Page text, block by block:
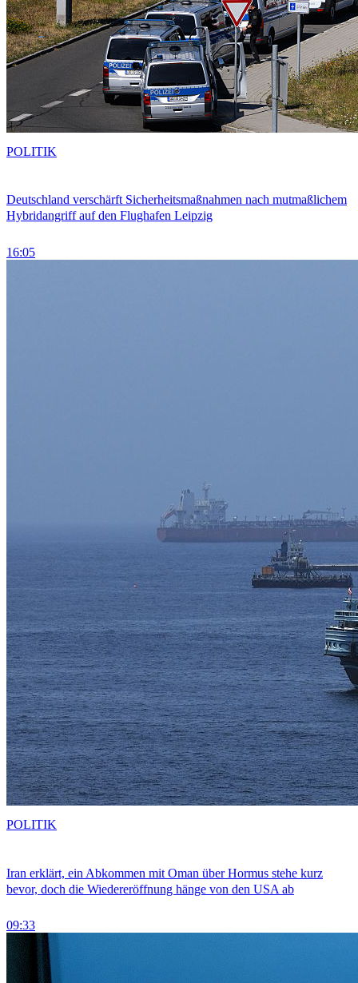
Deutschland verschärft Sicherheitsmaßnahmen nach mutmaßlichem
Hybridangriff auf den Flughafen Leipzig
16:05
POLITIK
Iran erklärt, ein Abkommen mit Oman über Hormus stehe kurz
bevor, doch die Wiedereröffnung hänge von den USA ab
09:33
POLITIK